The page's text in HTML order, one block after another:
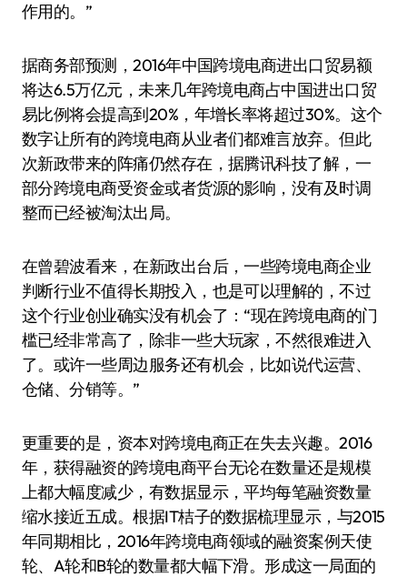
作用的。”
据商务部预测，2016年中国跨境电商进出口贸易额
将达6.5万亿元，未来几年跨境电商占中国进出口贸
易比例将会提高到20%，年增长率将超过30%。这个
数字让所有的跨境电商从业者们都难言放弃。但此
次新政带来的阵痛仍然存在，据腾讯科技了解，一
部分跨境电商受资金或者货源的影响，没有及时调
整而已经被淘汰出局。
在曾碧波看来，在新政出台后，一些跨境电商企业
判断行业不值得长期投入，也是可以理解的，不过
这个行业创业确实没有机会了：“现在跨境电商的门
槛已经非常高了，除非一些大玩家，不然很难进入
了。或许一些周边服务还有机会，比如说代运营、
仓储、分销等。”
更重要的是，资本对跨境电商正在失去兴趣。2016
年，获得融资的跨境电商平台无论在数量还是规模
上都大幅度减少，有数据显示，平均每笔融资数量
缩水接近五成。根据IT桔子的数据梳理显示，与2015
年同期相比，2016年跨境电商领域的融资案例天使
轮、A轮和B轮的数量都大幅下滑。形成这一局面的